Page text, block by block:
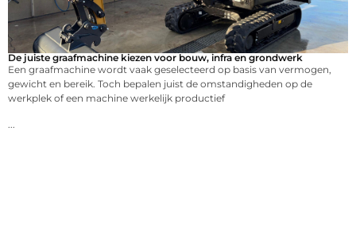
De juiste graafmachine kiezen voor bouw, infra en grondwerk
Een graafmachine wordt vaak geselecteerd op basis van vermogen,
gewicht en bereik. Toch bepalen juist de omstandigheden op de
werkplek of een machine werkelijk productief